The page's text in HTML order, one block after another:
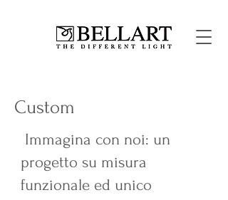
Custom
Immagina con noi: un
progetto su misura
funzionale ed unico